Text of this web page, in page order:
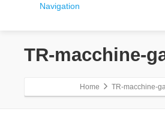
Navigation
TR-macchine-
Home TR-macchine-